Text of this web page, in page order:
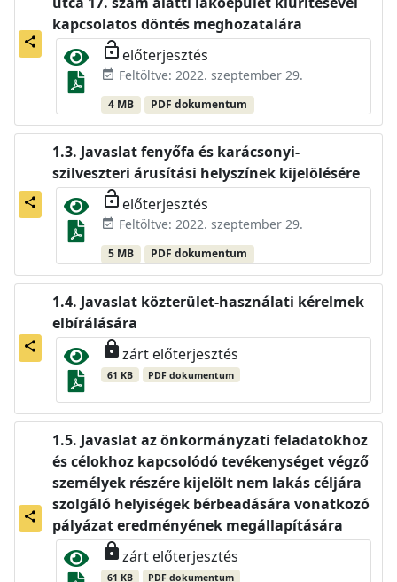
share
kapcsolatos döntés meghozatalára
lock_open előterjesztés
event_available Feltöltve: 2022. szeptember 29.
4 MB PDF dokumentum
share
Javaslat fenyőfa és karácsonyi-
szilveszteri árusítási helyszínek kijelölésére
lock_open előterjesztés
event_available Feltöltve: 2022. szeptember 29.
5 MB PDF dokumentum
share
Javaslat közterület-használati kérelmek
elbírálására
lockzárt előterjesztés
61 KB PDF dokumentum
share
Javaslat az önkormányzati feladatokhoz
és célokhoz kapcsolódó tevékenységet végző
személyek részére kijelölt nem lakás céljára
szolgáló helyiségek bérbeadására vonatkozó
pályázat eredményének megállapítására
lockzárt előterjesztés
61 KB PDF dokumentum